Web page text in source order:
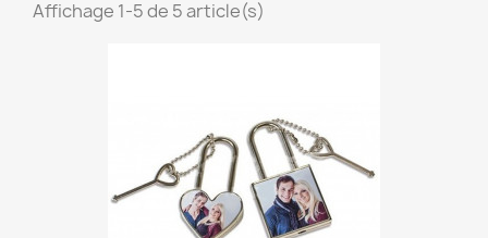
Affichage 1-5 de 5 article(s)